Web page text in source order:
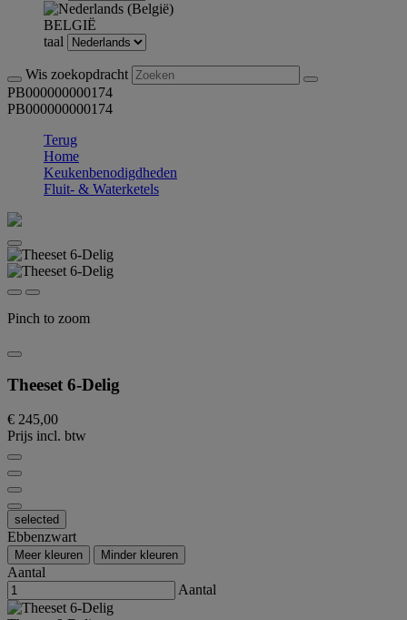
BELGIË
taal
Wis zoekopdracht
PB000000000174
PB000000000174
Terug
Home
Keukenbenodigdheden
Fluit- & Waterketels
Pinch to zoom
Theeset 6-Delig
€ 245,00
Prijs incl. btw
selected
Ebbenzwart
Meer kleuren Minder kleuren
Aantal
Aantal